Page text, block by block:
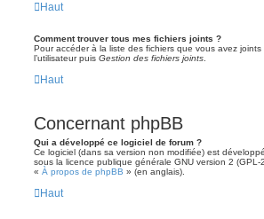
Haut
Comment trouver tous mes fichiers joints ?
Pour accéder à la liste des fichiers que vous avez
l’utilisateur puis Gestion des fichiers joints
Haut
Concernant phpBB
Qui a développé ce logiciel de forum ?
Ce logiciel (dans sa version non modifiée) est
sous la licence publique générale GNU version 2
« À propos de phpBB » (en anglais).
Haut